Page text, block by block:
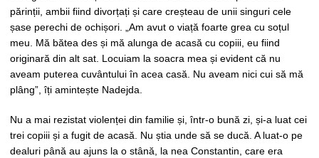
părinții, ambii fiind divorțați și care creșteau de unii singuri cele
șase perechi de ochișori. „Am avut o viață foarte grea cu soțul
meu. Mă bătea des și mă alunga de acasă cu copiii, eu fiind
originară din alt sat. Locuiam la soacra mea și evident că nu
aveam puterea cuvântului în acea casă. Nu aveam nici cui să mă
plâng”, îți amintește Nadejda.
Nu a mai rezistat violenței din familie și, într-o bună zi, și-a luat cei
trei copiii și a fugit de acasă. Nu știa unde să se ducă. A luat-o pe
dealuri până au ajuns la o stână, la nea Constantin, care era